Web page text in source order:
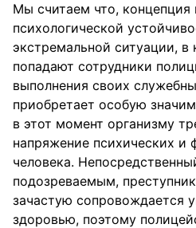
Мы считаем что, концепция
психологической
экстремальной ситуации, в
попадают сотрудники
выполнения своих
приобретает особую
в этот момент организму
напряжение психических и
человека.
подозреваемым,
зачастую сопровождается
здоровью, поэтому